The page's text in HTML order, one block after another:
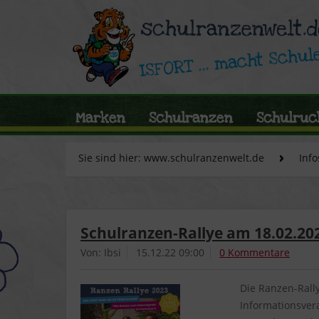
Marken Schulranzen
Sie sind hier: www.schulranzenwelt.de
Schulranzen-Rallye am
Von: Ibsi 15.12.22 09:00 0 Kommentare
Die Ranzen-